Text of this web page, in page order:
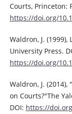
Courts, Princeton:
https://doi.org/
Waldron, J.
University Press.
https://doi.org/
Waldron, J.
on Courts?"The
DOI: https://